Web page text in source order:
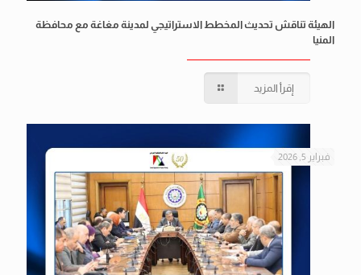
الهيئة تناقش تحديث المخطط الاستراتيجي لمدينة مغاغة مع محافظة
المنيا
إقرأ المزيد
فبراير 5, 2026